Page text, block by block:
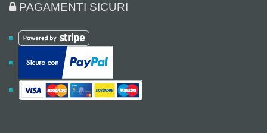
PAGAMENTI SICURI